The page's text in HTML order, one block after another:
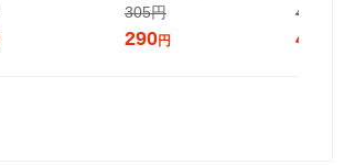
う油 調味料（イチオシ）
305円
290円
ん
426円
405